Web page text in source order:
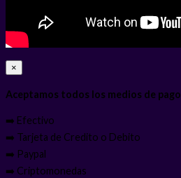
×
Aceptamos todos los medios de pago
➡️ Efectivo
➡️ Tarjeta de Credito o Debito
➡️ Paypal
➡️ Criptomonedas